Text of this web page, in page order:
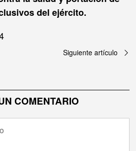
del ejército.
Siguiente artículo
COMENTARIO